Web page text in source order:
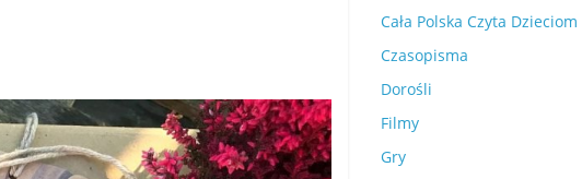
Cała Polska Czyta Dzieciom
Czasopisma
Dorośli
Filmy
Gry